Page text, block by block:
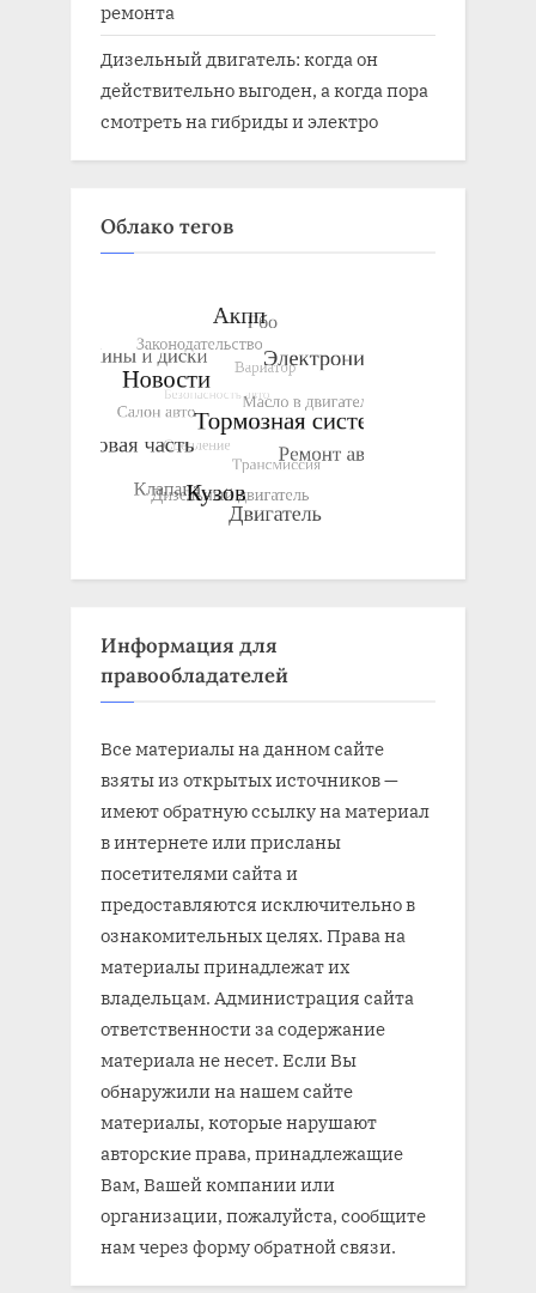
ремонта
Дизельный двигатель: когда он
действительно выгоден, а когда пора
смотреть на гибриды и электро
Облако тегов
Информация для
правообладателей
Все материалы на данном сайте
взяты из открытых источников —
имеют обратную ссылку на материал
в интернете или присланы
посетителями сайта и
предоставляются исключительно в
ознакомительных целях. Права на
материалы принадлежат их
владельцам. Администрация сайта
ответственности за содержание
материала не несет. Если Вы
обнаружили на нашем сайте
материалы, которые нарушают
авторские права, принадлежащие
Вам, Вашей компании или
организации, пожалуйста, сообщите
нам через форму обратной связи.